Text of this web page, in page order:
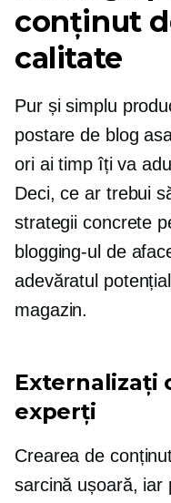
conținut
calitate
Pur și simplu
postare de blog
ori ai timp îți va
Deci, ce ar trebui
strategii concrete
blogging-ul de
adevăratul
magazin.
Externalizați
experți
Crearea de
sarcină ușoară,